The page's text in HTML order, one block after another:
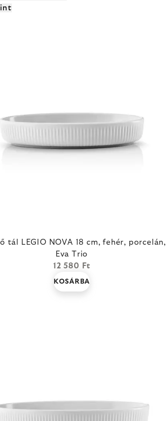
tál LEGIO NOVA 18 cm, fehér, porcelán,
Eva Trio
12 580 Ft
KOSÁRBA